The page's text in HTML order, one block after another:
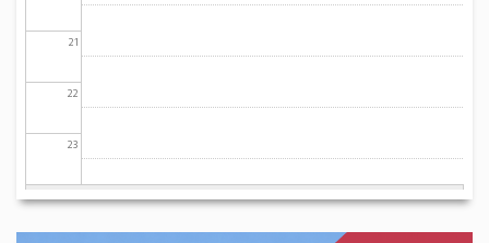
21
22
23